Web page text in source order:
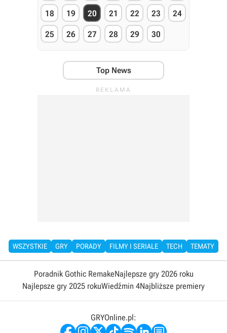
18 19 20 21 22 23 24
25 26 27 28 29 30
Top News
WSZYSTKIE GRY PORADY FILMY I SERIALE TECH TEMATY
Poradnik Gothic RemakeNajlepsze gry 2026 roku
Najlepsze gry 2025 rokuWiedźmin 4Najbliższe premiery
GRYOnline.pl: